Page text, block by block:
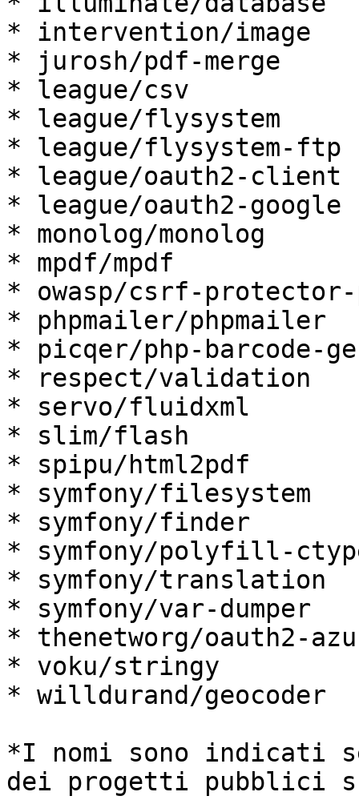
* intervention/image
* jurosh/pdf-merge
* league/csv
* league/flysystem
* league/flysystem-ftp
* league/oauth2-client
* league/oauth2-google
* monolog/monolog
* mpdf/mpdf
* owasp/csrf-protector-
* phpmailer/phpmailer
* picqer/php-barcode-
* respect/validation
* servo/fluidxml
* slim/flash
* spipu/html2pdf
* symfony/filesystem
* symfony/finder
* symfony/polyfill-
* symfony/translation
* symfony/var-dumper
* thenetworg/oauth2-
* voku/stringy
* willdurand/geocoder
*I nomi sono indicati
dei progetti pubblici